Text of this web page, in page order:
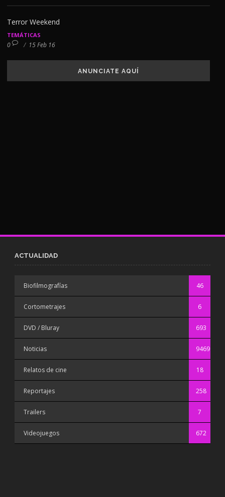
Terror Weekend
TEMÁTICAS
0 / 15 Feb 16
ANUNCIATE AQUÍ
ACTUALIDAD
Biofilmografías 46
Cortometrajes 6
DVD / Bluray 693
Noticias 9469
Relatos de cine 18
Reportajes 258
Trailers 7
Videojuegos 672